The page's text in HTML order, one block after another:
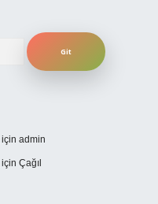
için admin
için Çağıl